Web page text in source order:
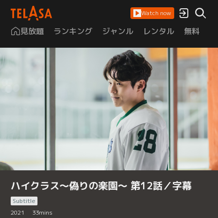
Watch now
見放題 ランキング ジャンル レンタル 無料
ハイクラス～偽りの楽園～ 第12話／字幕
Subtitle
2021
33mins